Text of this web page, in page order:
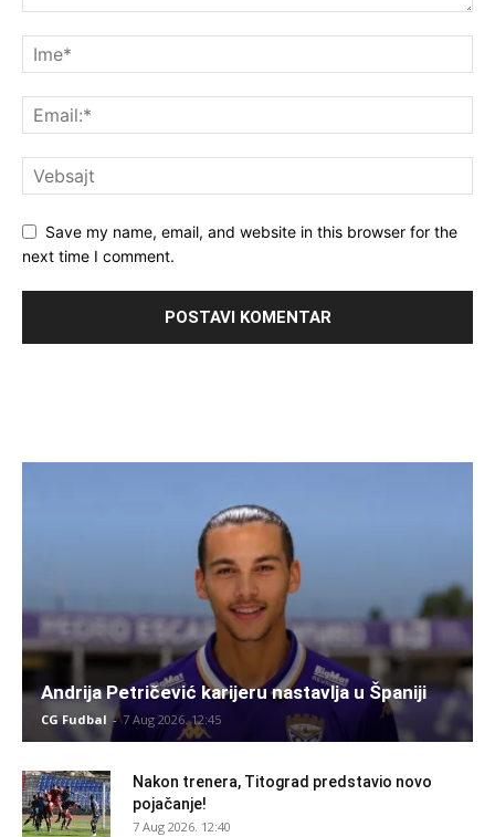
Save my name, email, and website in this browser for the
next time I comment.
Andrija Petričević karijeru nastavlja u Španiji
CG Fudbal - 7 Aug 2026. 12:45
Nakon trenera, Titograd predstavio novo
pojačanje!
7 Aug 2026. 12:40